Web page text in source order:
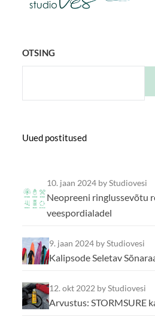
OTSING
Uued postitused
10. jaan 2024 by Studiovesi
Neopreeni ringlussevõtu
veespordialadel
9. jaan 2024 by Studiovesi
Kalipsode Seletav
12. okt 2022 by Studiovesi
Arvustus: STORMSURE